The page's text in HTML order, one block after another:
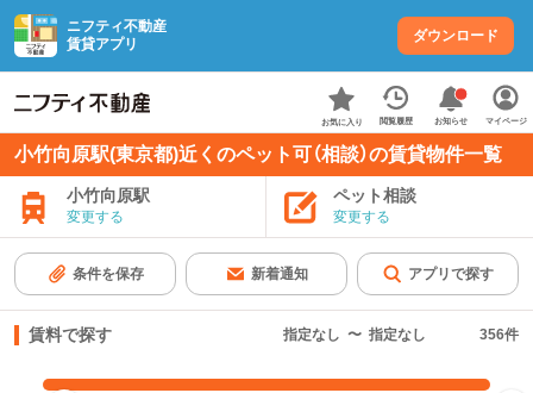
ニフティ不動産
賃貸アプリ
ダウンロード
お気に入り 閲覧履歴 お知らせ マイページ
小竹向原駅(東京都)近くのペット可（相談）の賃貸物件一覧
小竹向原駅
変更する
ペット相談
変更する
条件を保存 新着通知 アプリで探す
賃料で探す 指定なし 〜 指定なし 356件